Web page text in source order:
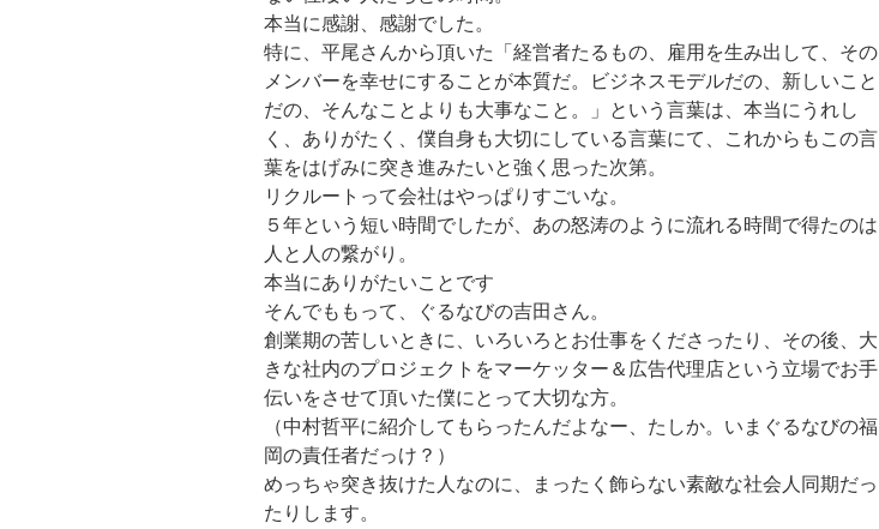
本当に感謝、感謝でした。
特に、平尾さんから頂いた「経営者たるもの、雇用を生み出して、その
メンバーを幸せにすることが本質だ。ビジネスモデルだの、新しいこと
だの、そんなことよりも大事なこと。」という言葉は、本当にうれし
く、ありがたく、僕自身も大切にしている言葉にて、これからもこの言
葉をはげみに突き進みたいと強く思った次第。
リクルートって会社はやっぱりすごいな。
５年という短い時間でしたが、あの怒涛のように流れる時間で得たのは
人と人の繋がり。
本当にありがたいことです
そんでももって、ぐるなびの吉田さん。
創業期の苦しいときに、いろいろとお仕事をくださったり、その後、大
きな社内のプロジェクトをマーケッター＆広告代理店という立場でお手
伝いをさせて頂いた僕にとって大切な方。
（中村哲平に紹介してもらったんだよなー、たしか。いまぐるなびの福
岡の責任者だっけ？）
めっちゃ突き抜けた人なのに、まったく飾らない素敵な社会人同期だっ
たりします。